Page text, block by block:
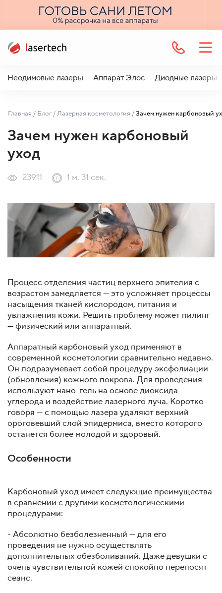
Неодимовые лазеры Аппарат Элос Диодные лазеры
Главная / Блог /Лазерная косметология /Зачем нужен карбоновый
Зачем нужен карбоновый
уход
23911 1 м. 31 сек.
Процесс отделения частиц верхнего эпителия с
возрастом замедляется — это усложняет процессы
насыщения тканей кислородом, питания и
увлажнения кожи. Решить проблему может пилинг
— физический или аппаратный.
Аппаратный карбоновый уход применяют в
современной косметологии сравнительно недавно.
Он подразумевает собой процедуру эксфолиации
(обновления) кожного покрова. Для проведения
используют нано-гель на основе диоксида
углерода и воздействие лазерного луча. Коротко
говоря — с помощью лазера удаляют верхний
ороговевший слой эпидермиса, вместо которого
останется более молодой и здоровый.
Особенности
Карбоновый уход имеет следующие преимущества
в сравнении с другими косметологическими
процедурами:
- Абсолютно безболезненный — для его
проведения не нужно осуществлять
дополнительных обезболиваний. Даже девушки с
очень чувствительной кожей спокойно переносят
сеанс.